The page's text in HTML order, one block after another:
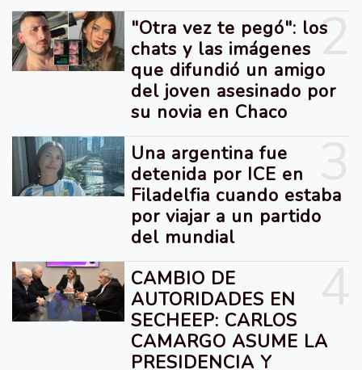
2
"Otra vez te pegó": los
chats y las imágenes
que difundió un amigo
del joven asesinado por
su novia en Chaco
Una argentina fue
detenida por ICE en
Filadelfia cuando estaba
por viajar a un partido
del mundial
CAMBIO DE
AUTORIDADES EN
SECHEEP: CARLOS
CAMARGO ASUME LA
PRESIDENCIA Y